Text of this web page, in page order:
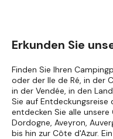
Erkunden Sie
Finden Sie Ihren
oder der Ile de Ré, in der
in der Vendée, in den
Sie auf Entdeckungsreise
entdecken Sie alle
Dordogne, Aveyron,
bis hin zur Côte d'Azur.